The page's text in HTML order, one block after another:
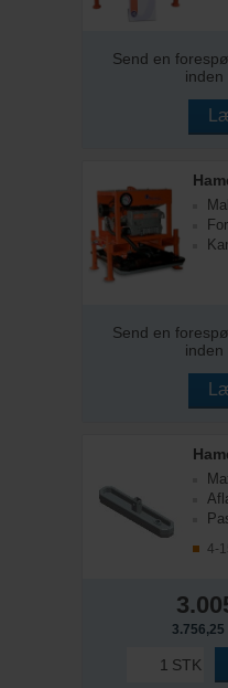
Send en
inden
Send en
inden
4-
3.756,25
STK